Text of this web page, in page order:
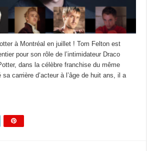
à Montréal en juillet ! Tom Felton est
pour son rôle de l’intimidateur Draco
dans la célèbre franchise du même
carrière d’acteur à l’âge de huit ans, il a